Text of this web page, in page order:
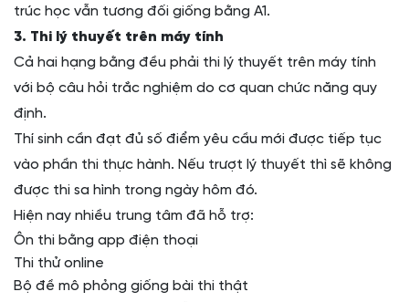
trúc học vẫn tương đối giống bằng A1.
3. Thi lý thuyết trên máy tính
Cả hai hạng bằng đều phải thi lý thuyết trên máy tính
với bộ câu hỏi trắc nghiệm do cơ quan chức năng quy
định.
Thí sinh cần đạt đủ số điểm yêu cầu mới được tiếp tục
vào phần thi thực hành. Nếu trượt lý thuyết thì sẽ không
được thi sa hình trong ngày hôm đó.
Hiện nay nhiều trung tâm đã hỗ trợ:
Ôn thi bằng app điện thoại
Thi thử online
Bộ đề mô phỏng giống bài thi thật